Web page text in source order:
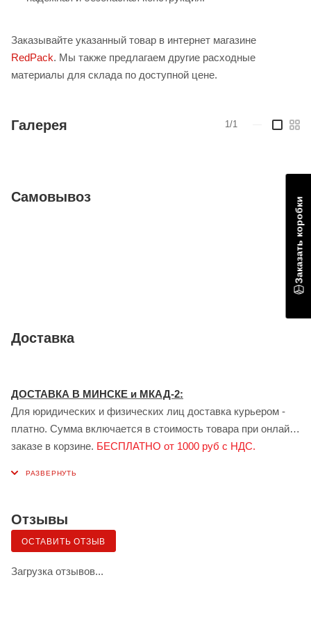
Заказывайте указанный товар в интернет магазине
RedPack. Мы также предлагаем другие расходные
материалы для склада по доступной цене.
Галерея 1/1
Самовывоз
Доставка
ДОСТАВКА В МИНСКЕ и МКАД-2:
Для юридических и физических лиц доставка курьером -
платно. Сумма включается в стоимость товара при онлайн
заказе в корзине. БЕСПЛАТНО от 1000 руб с НДС.
менеджером при заказе.
Доставка сервисом ЯНДЕКС:
Также возможна доставка грузов для физических лиц в
Минске и Гомеле — сервисом «Яндекс.Доставка» (клиент
Отзывы
ОСТАВИТЬ ОТЗЫВ
Загрузка отзывов...
Заказать коробки